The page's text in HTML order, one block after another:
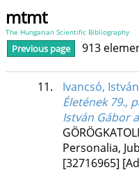
mtmt
The Hungarian Scientific Bibliography
Previous page 913
11.
Ivancsó, István
Életének 79.,
István Gábor
Personalia,
[32716965]